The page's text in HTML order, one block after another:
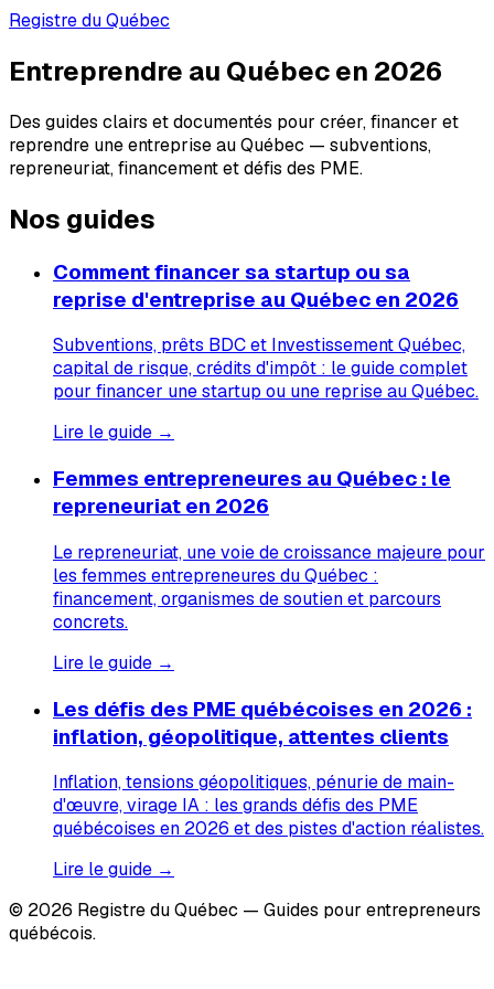
Registre du Québec
Entreprendre au Québec en 2026
Des guides clairs et documentés pour créer, financer et
reprendre une entreprise au Québec — subventions,
repreneuriat, financement et défis des PME.
Nos guides
Comment financer sa startup ou sa
reprise d'entreprise au Québec en 2026
Subventions, prêts BDC et Investissement Québec,
capital de risque, crédits d'impôt : le guide complet
pour financer une startup ou une reprise au Québec.
Lire le guide →
Femmes entrepreneures au Québec : le
repreneuriat en 2026
Le repreneuriat, une voie de croissance majeure pour
les femmes entrepreneures du Québec :
financement, organismes de soutien et parcours
concrets.
Lire le guide →
Les défis des PME québécoises en 2026 :
inflation, géopolitique, attentes clients
Inflation, tensions géopolitiques, pénurie de main-
d'œuvre, virage IA : les grands défis des PME
québécoises en 2026 et des pistes d'action réalistes.
Lire le guide →
© 2026 Registre du Québec — Guides pour entrepreneurs
québécois.